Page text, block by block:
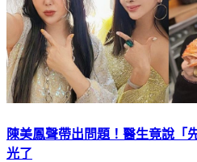
陳美鳳聲帶出問題！醫生竟說
光了